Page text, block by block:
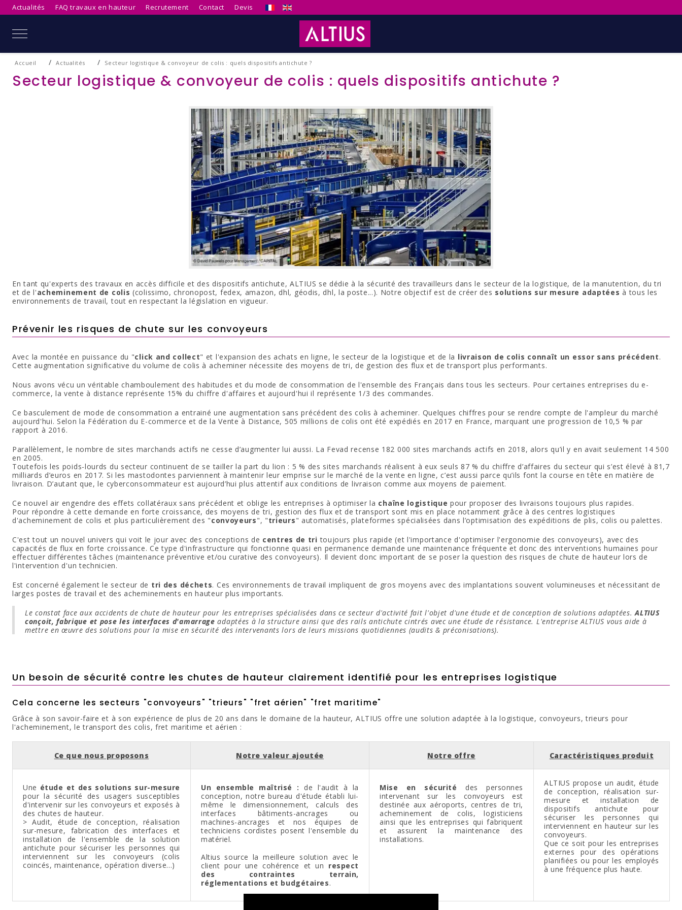
Actualités FAQ travaux en hauteur Recrutement Contact Devis Sélectionnez votre langue
Mobile Menu Toggle
Accueil Actualités Secteur logistique & convoyeur de colis : quels dispositifs antichute ?
Secteur logistique & convoyeur de colis : quels dispositifs antichute ?
En tant qu'experts des travaux en accès difficile et des dispositifs antichute, ALTIUS se dédie à la sécurité des travailleurs dans le secteur de la logistique, de la manutention, du tri
et de l'acheminement de colis (colissimo, chronopost, fedex, amazon, dhl, géodis, dhl, la poste...). Notre objectif est de créer des solutions sur mesure adaptées à tous les
environnements de travail, tout en respectant la législation en vigueur.
Prévenir les risques de chute sur les convoyeurs
Avec la montée en puissance du "click and collect" et l'expansion des achats en ligne, le secteur de la logistique et de la livraison de colis connaît un essor sans précédent.
Cette augmentation significative du volume de colis à acheminer nécessite des moyens de tri, de gestion des flux et de transport plus performants.
Nous avons vécu un véritable chamboulement des habitudes et du mode de consommation de l'ensemble des Français dans tous les secteurs. Pour certaines entreprises du e-
commerce, la vente à distance représente 15% du chiffre d'affaires et aujourd'hui il représente 1/3 des commandes.
Ce basculement de mode de consommation a entrainé une augmentation sans précédent des colis à acheminer. Quelques chiffres pour se rendre compte de l'ampleur du marché
aujourd'hui. Selon la Fédération du E-commerce et de la Vente à Distance, 505 millions de colis ont été expédiés en 2017 en France, marquant une progression de 10,5 % par
rapport à 2016.
Parallèlement, le nombre de sites marchands actifs ne cesse d’augmenter lui aussi. La Fevad recense 182 000 sites marchands actifs en 2018, alors qu’il y en avait seulement 14 500
en 2005.
Toutefois les poids-lourds du secteur continuent de se tailler la part du lion : 5 % des sites marchands réalisent à eux seuls 87 % du chiffre d’affaires du secteur qui s’est élevé à 81,7
milliards d’euros en 2017. Si les mastodontes parviennent à maintenir leur emprise sur le marché de la vente en ligne, c’est aussi parce qu’ils font la course en tête en matière de
livraison. D’autant que, le cyberconsommateur est aujourd’hui plus attentif aux conditions de livraison comme aux moyens de paiement.
Ce nouvel air engendre des effets collatéraux sans précédent et oblige les entreprises à optimiser la chaîne logistique pour proposer des livraisons toujours plus rapides.
Pour répondre à cette demande en forte croissance, des moyens de tri, gestion des flux et de transport sont mis en place notamment grâce à des centres logistiques
d'acheminement de colis et plus particulièrement des "convoyeurs", "trieurs" automatisés, plateformes spécialisées dans l’optimisation des expéditions de plis, colis ou palettes.
C'est tout un nouvel univers qui voit le jour avec des conceptions de centres de tri toujours plus rapide (et l'importance d'optimiser l'ergonomie des convoyeurs), avec des
capacités de flux en forte croissance. Ce type d'infrastructure qui fonctionne quasi en permanence demande une maintenance fréquente et donc des interventions humaines pour
effectuer différentes tâches (maintenance préventive et/ou curative des convoyeurs). Il devient donc important de se poser la question des risques de chute de hauteur lors de
l'intervention d'un technicien.
Est concerné également le secteur de tri des déchets. Ces environnements de travail impliquent de gros moyens avec des implantations souvent volumineuses et nécessitant de
larges postes de travail et des acheminements en hauteur plus importants.
Le constat face aux accidents de chute de hauteur pour les entreprises spécialisées dans ce secteur d'activité fait l'objet d'une étude et de conception de solutions adaptées.ALTIUS
conçoit, fabrique et pose les interfaces d'amarrageadaptées à la structure ainsi que des rails antichute cintrés avec une étude de résistance. L'entreprise ALTIUS vous aide à
mettre en œuvre des solutions pour la mise en sécurité des intervenants lors de leurs missions quotidiennes (audits & préconisations).
Un besoin de sécurité contre les chutes de hauteur clairement identifié pour les entreprises logistique
Cela concerne les secteurs "convoyeurs" "trieurs" "fret aérien" "fret maritime"
Grâce à son savoir-faire et à son expérience de plus de 20 ans dans le domaine de la hauteur, ALTIUS offre une solution adaptée à la logistique, convoyeurs, trieurs pour
l'acheminement, le transport des colis, fret maritime et aérien :
Ce que nous proposons Notre valeur ajoutée Notre offre Caractéristiques produit
Une étude et des solutions sur-mesure
pour la sécurité des usagers susceptibles
d'intervenir sur les convoyeurs et exposés à
des chutes de hauteur.
> Audit, étude de conception, réalisation
sur-mesure, fabrication des interfaces et
installation de l'ensemble de la solution
antichute pour sécuriser les personnes qui
interviennent sur les convoyeurs (colis
coincés, maintenance, opération diverse...)
Un ensemble maîtrisé : de l'audit à la
conception, notre bureau d'étude établi lui-
même le dimensionnement, calculs des
interfaces bâtiments-ancrages ou
machines-ancrages et nos équipes de
techniciens cordistes posent l'ensemble du
matériel.
Altius source la meilleure solution avec le
client pour une cohérence et un respect
des contraintes terrain,
réglementations et budgétaires.
Mise en sécurité des personnes
intervenant sur les convoyeurs est
destinée aux aéroports, centres de tri,
acheminement de colis, logisticiens
ainsi que les entreprises qui fabriquent
et assurent la maintenance des
installations.
ALTIUS propose un audit, étude
de conception, réalisation sur-
mesure et installation de
dispositifs antichute pour
sécuriser les personnes qui
interviennent en hauteur sur les
convoyeurs.
Que ce soit pour les entreprises
externes pour des opérations
planifiées ou pour les employés
à une fréquence plus haute.